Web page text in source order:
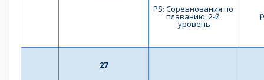
PS: Соревнования по
плаванию, 2-й
уровень
27